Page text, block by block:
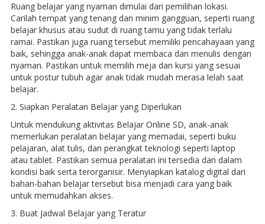
Ruang belajar yang nyaman dimulai dari pemilihan lokasi.
Carilah tempat yang tenang dan minim gangguan, seperti ruang
belajar khusus atau sudut di ruang tamu yang tidak terlalu
ramai. Pastikan juga ruang tersebut memiliki pencahayaan yang
baik, sehingga anak-anak dapat membaca dan menulis dengan
nyaman. Pastikan untuk memilih meja dan kursi yang sesuai
untuk postur tubuh agar anak tidak mudah merasa lelah saat
belajar.
2. Siapkan Peralatan Belajar yang Diperlukan
Untuk mendukung aktivitas Belajar Online SD, anak-anak
memerlukan peralatan belajar yang memadai, seperti buku
pelajaran, alat tulis, dan perangkat teknologi seperti laptop
atau tablet. Pastikan semua peralatan ini tersedia dan dalam
kondisi baik serta terorganisir. Menyiapkan katalog digital dari
bahan-bahan belajar tersebut bisa menjadi cara yang baik
untuk memudahkan akses.
3. Buat Jadwal Belajar yang Teratur